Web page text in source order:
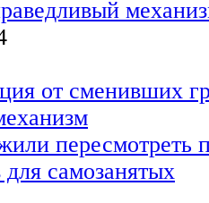
от сменивших